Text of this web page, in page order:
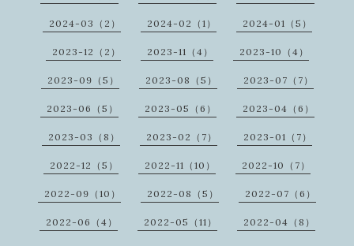
2024-03（2） 2024-02（1） 2024-01（5）
2023-12（2） 2023-11（4） 2023-10（4）
2023-09（5） 2023-08（5） 2023-07（7）
2023-06（5） 2023-05（6） 2023-04（6）
2023-03（8） 2023-02（7） 2023-01（7）
2022-12（5） 2022-11（10） 2022-10（7）
2022-09（10） 2022-08（5） 2022-07（6）
2022-06（4） 2022-05（11） 2022-04（8）